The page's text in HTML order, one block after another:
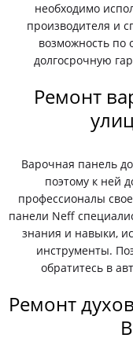
необходимо
производителя и
возможность по
долгосрочную
Ремонт
Варочная панель
поэтому к ней
профессионалы
панели Neff
знания и навыки,
инструменты.
обратитесь в
Ремонт